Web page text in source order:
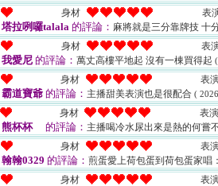
身材 表
塔拉咧囉talala 的評論： 麻將就是三分靠牌技 十
身材 表
我愛尼 的評論： 萬丈高樓平地起 沒有一棟買得起
身材 表
霸道寶爺 的評論： 主播甜美表演也是很配合 (
身材 表演
熊杯杯 的評論： 主播喝冷水尿出來是熱的何嘗
身材 表
翰翰0329 的評論： 煎蛋愛上荷包蛋到荷包蛋家唱
身材 表